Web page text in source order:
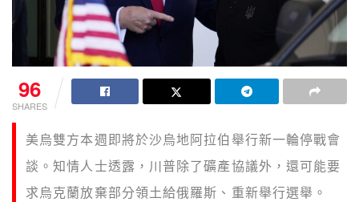
96
SHARES
美烏雙方本週即將於沙烏地阿拉伯舉行新一輪停戰會
談。知情人士透露，川普除了礦產協議外，還可能要
求烏克蘭放棄部分領土給俄羅斯、重新舉行選舉。